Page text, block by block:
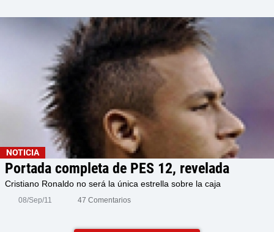
NOTICIA
Portada completa de PES 12, revelada
Cristiano Ronaldo no será la única estrella sobre la caja
08/Sep/11 47 Comentarios